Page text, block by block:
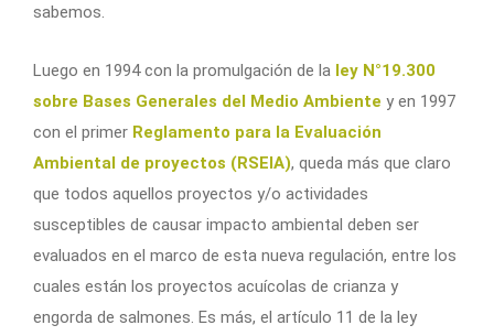
sabemos.
Luego en 1994 con la promulgación de la ley N°19.300
sobre Bases Generales del Medio Ambiente y en 1997
con el primer Reglamento para la Evaluación
Ambiental de proyectos (RSEIA), queda más que claro
que todos aquellos proyectos y/o actividades
susceptibles de causar impacto ambiental deben ser
evaluados en el marco de esta nueva regulación, entre los
cuales están los proyectos acuícolas de crianza y
engorda de salmones. Es más, el artículo 11 de la ley